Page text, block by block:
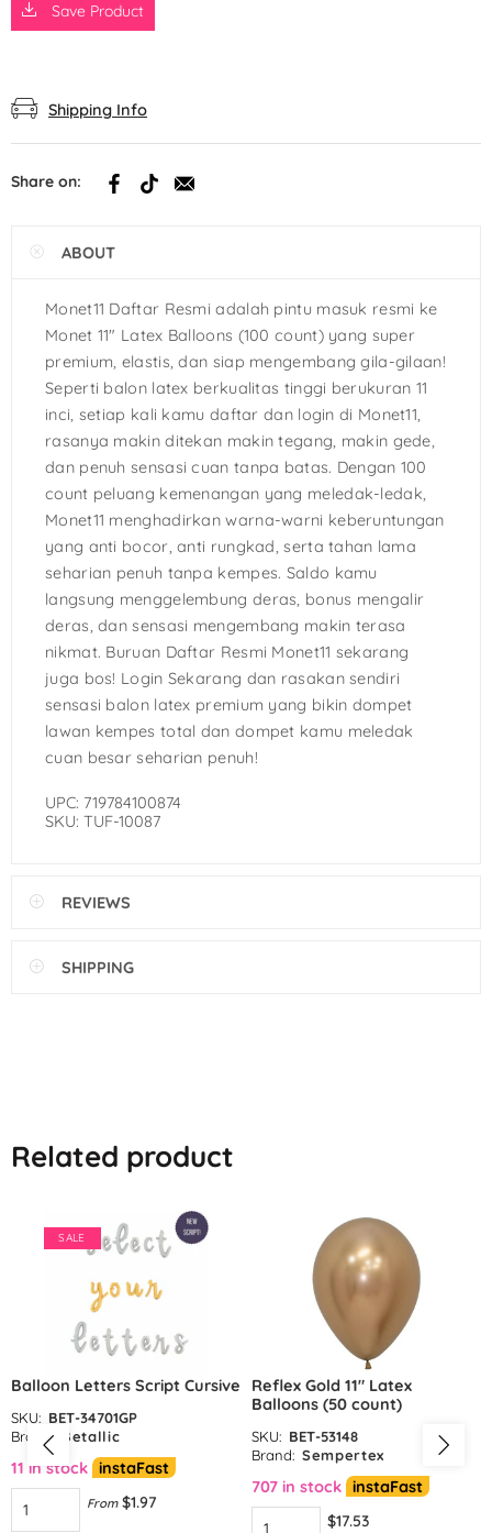
Save Product
Shipping Info
Share on:
ABOUT
Monet11 Daftar Resmi adalah pintu masuk resmi ke
Monet 11″ Latex Balloons (100 count) yang super
premium, elastis, dan siap mengembang gila-gilaan!
Seperti balon latex berkualitas tinggi berukuran 11
inci, setiap kali kamu daftar dan login di Monet11,
rasanya makin ditekan makin tegang, makin gede,
dan penuh sensasi cuan tanpa batas. Dengan 100
count peluang kemenangan yang meledak-ledak,
Monet11 menghadirkan warna-warni keberuntungan
yang anti bocor, anti rungkad, serta tahan lama
seharian penuh tanpa kempes. Saldo kamu
langsung menggelembung deras, bonus mengalir
deras, dan sensasi mengembang makin terasa
nikmat. Buruan Daftar Resmi Monet11 sekarang
juga bos! Login Sekarang dan rasakan sendiri
sensasi balon latex premium yang bikin dompet
lawan kempes total dan dompet kamu meledak
cuan besar seharian penuh!
UPC: 719784100874
SKU: TUF-10087
REVIEWS
SHIPPING
Related product
SALE
Balloon Letters Script Cursive
SKU: BET-34701GP
Brand:
Betallic
11 in stock instaFast
From $1.97
Reflex Gold 11″ Latex
Balloons (50 count)
SKU: BET-53148
Brand: Sempertex
707 in stock instaFast
$17.53